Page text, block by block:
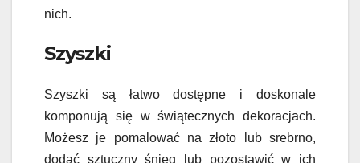
nich.
Szyszki
Szyszki są łatwo dostępne i doskonale
komponują się w świątecznych dekoracjach.
Możesz je pomalować na złoto lub srebrno,
dodać sztuczny śnieg lub pozostawić w ich